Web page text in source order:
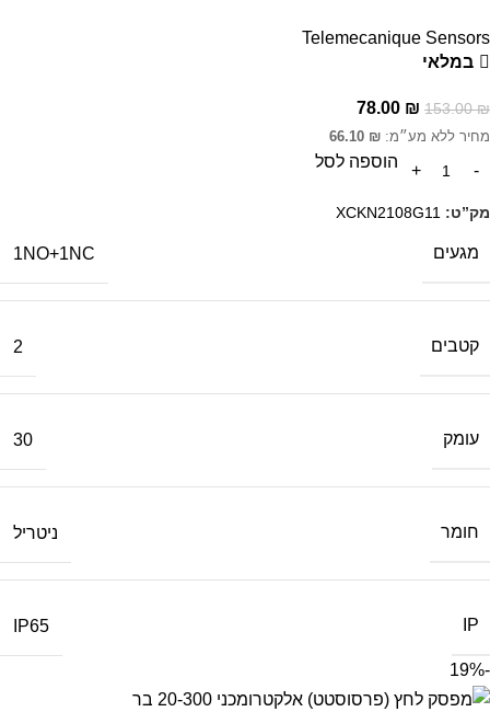
Telemecanique Sensors
במלאי
153.00₪
78.00 ₪
מחיר ללא מע״מ: 66.10 ₪
הוספה לסל
מק”ט: XCKN2108G11
מגעים 1NO+1NC
קטבים 2
עומק 30
חומר ניטריל
IP
IP65
-19%